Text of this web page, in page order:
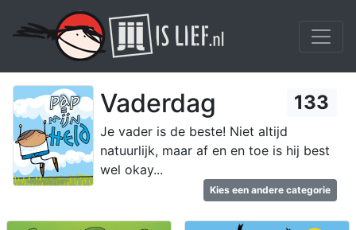
Vaderdag 133
Je vader is de beste! Niet altijd
natuurlijk, maar af en en toe is hij best
wel okay...
Kies een andere categorie